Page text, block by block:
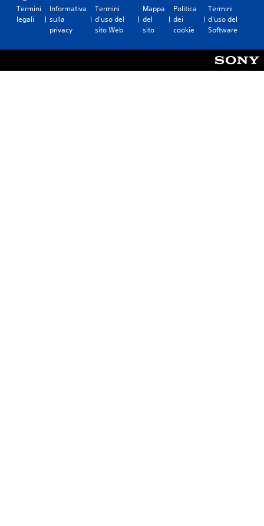
Termini
legali
Informativa
sulla
privacy
Termini
d'uso del
sito Web
Mappa
del
sito
Politica
dei
cookie
Termini
d'uso del
Software